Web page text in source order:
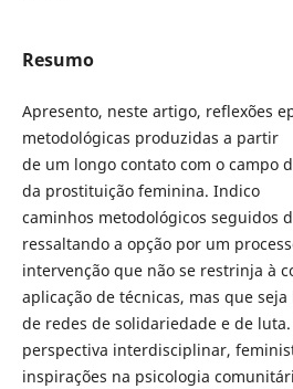
Resumo
Apresento, neste artigo, reflexões
metodológicas produzidas a partir
de um longo contato com o campo
da prostituição feminina. Indico
caminhos metodológicos seguidos
ressaltando a opção por um
intervenção que não se restrinja à
aplicação de técnicas, mas que
de redes de solidariedade e de
perspectiva interdisciplinar,
inspirações na psicologia